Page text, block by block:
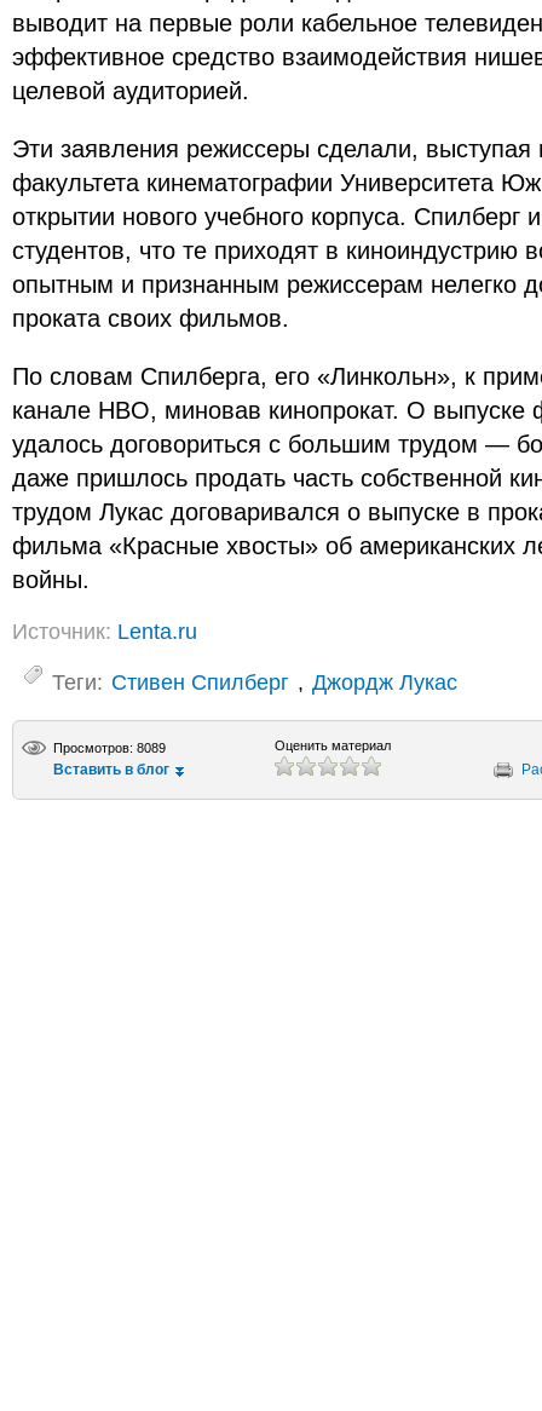
выводит на первые роли кабельное
эффективное средство взаимодействия
целевой аудиторией.
Эти заявления режиссеры сделали, выступая
факультета кинематографии Университета
открытии нового учебного корпуса. Спилберг
студентов, что те приходят в киноиндустрию
опытным и признанным режиссерам нелегко
проката своих фильмов.
По словам Спилберга, его «Линкольн», к
канале HBO, миновав кинопрокат. О выпуске
удалось договориться с большим трудом —
даже пришлось продать часть собственной
трудом Лукас договаривался о выпуске в
фильма «Красные хвосты» об американских
войны.
Источник: Lenta.ru
Теги: Стивен Спилберг , Джордж Лукас
Просмотров: 8089
Вставить в блог
Оценить материал